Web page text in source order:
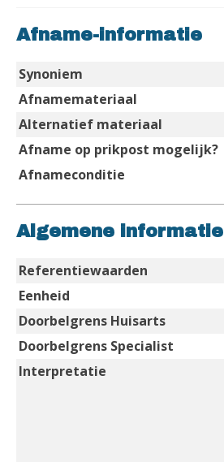
Afname-informatie
Synoniem
Afnamemateriaal
Alternatief materiaal
Afname op prikpost mogelijk?
Afnameconditie
Algemene informatie
Referentiewaarden
Eenheid
Doorbelgrens Huisarts
Doorbelgrens Specialist
Interpretatie